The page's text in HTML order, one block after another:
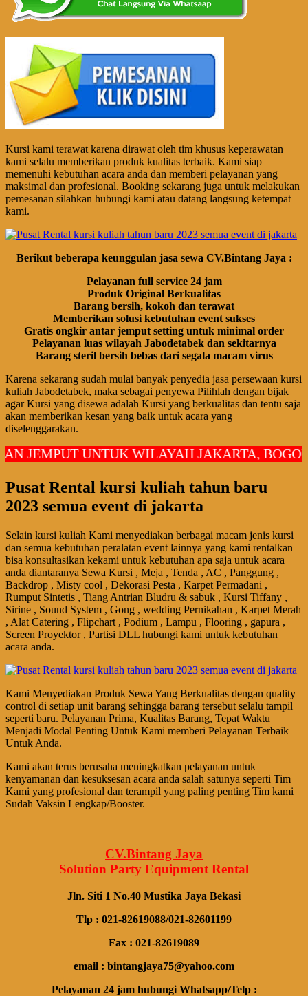
Kursi kami terawat karena dirawat oleh tim khusus keperawatan
kami selalu memberikan produk kualitas terbaik. Kami siap
memenuhi kebutuhan acara anda dan memberi pelayanan yang
maksimal dan profesional. Booking sekarang juga untuk melakukan
pemesanan silahkan hubungi kami atau datang langsung ketempat
kami.
Berikut beberapa keunggulan jasa sewa CV.Bintang Jaya :
Pelayanan full service 24 jam
Produk Original Berkualitas
Barang bersih, kokoh dan terawat
Memberikan solusi kebutuhan event sukses
Gratis ongkir antar jemput setting untuk minimal order
Pelayanan luas wilayah Jabodetabek dan sekitarnya
Barang steril bersih bebas dari segala macam virus
Karena sekarang sudah mulai banyak penyedia jasa persewaan kursi
kuliah Jabodetabek, maka sebagai penyewa Pilihlah dengan bijak
agar Kursi yang disewa adalah Kursi yang berkualitas dan tentu saja
akan memberikan kesan yang baik untuk acara yang
diselenggarakan.
UNTUK WILAYAH JAKARTA, BOGOR,
Pusat Rental kursi kuliah tahun baru
2023 semua event di jakarta
Selain kursi kuliah Kami menyediakan berbagai macam jenis kursi
dan semua kebutuhan peralatan event lainnya yang kami rentalkan
bisa konsultasikan kekami untuk kebutuhan apa saja untuk acara
anda diantaranya Sewa Kursi , Meja , Tenda , AC , Panggung ,
Backdrop , Misty cool , Dekorasi Pesta , Karpet Permadani ,
Rumput Sintetis , Tiang Antrian Bludru & sabuk , Kursi Tiffany ,
Sirine , Sound System , Gong , wedding Pernikahan , Karpet Merah
, Alat Catering , Flipchart , Podium , Lampu , Flooring , gapura ,
Screen Proyektor , Partisi DLL hubungi kami untuk kebutuhan
acara anda.
Kami Menyediakan Produk Sewa Yang Berkualitas dengan quality
control di setiap unit barang sehingga barang tersebut selalu tampil
seperti baru. Pelayanan Prima, Kualitas Barang, Tepat Waktu
Menjadi Modal Penting Untuk Kami memberi Pelayanan Terbaik
Untuk Anda.
Kami akan terus berusaha meningkatkan pelayanan untuk
kenyamanan dan kesuksesan acara anda salah satunya seperti Tim
Kami yang profesional dan terampil yang paling penting Tim kami
Sudah Vaksin Lengkap/Booster.
CV.Bintang Jaya
Solution Party Equipment Rental
Jln. Siti 1 No.40 Mustika Jaya Bekasi
Tlp : 021-82619088/021-82601199
Fax : 021-82619089
email : bintangjaya75@yahoo.com
Pelayanan 24 jam hubungi Whatsapp/Telp :